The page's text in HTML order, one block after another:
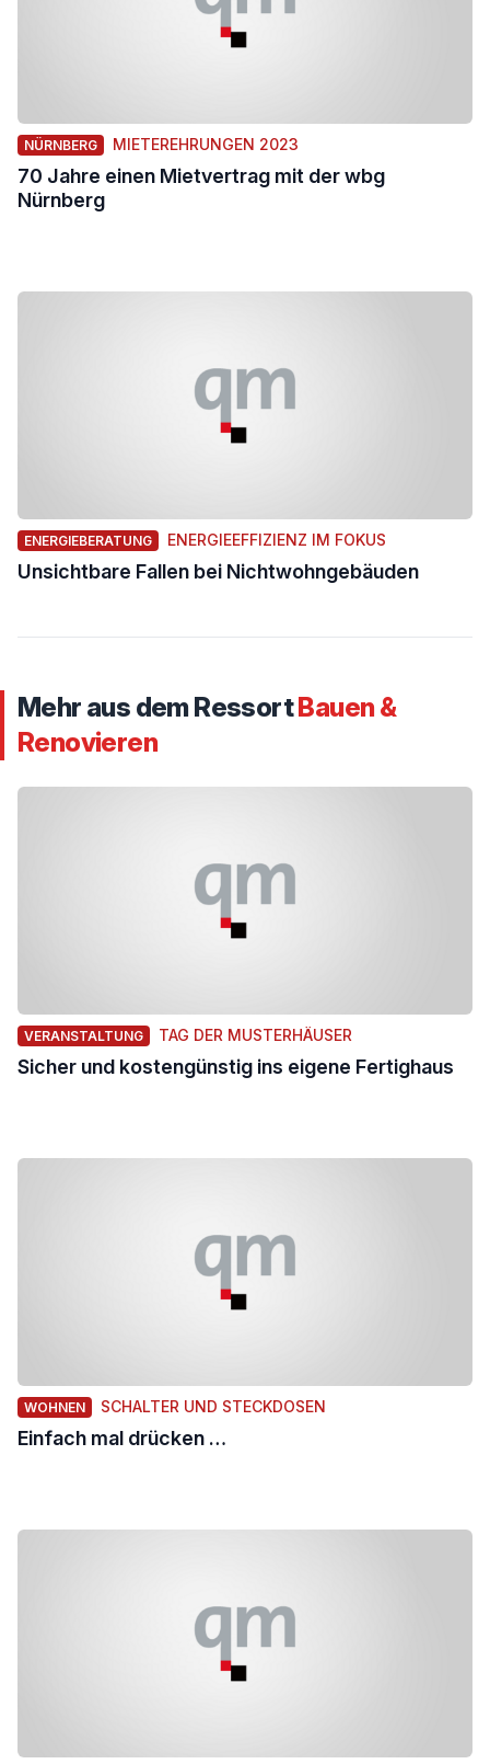
NÜRNBERG MIETEREHRUNGEN 2023
70 Jahre einen Mietvertrag mit der wbg
Nürnberg
ENERGIEBERATUNG ENERGIEEFFIZIENZ IM FOKUS
Unsichtbare Fallen bei Nichtwohngebäuden
Mehr aus dem RessortBauen &
Renovieren
VERANSTALTUNG TAG DER MUSTERHÄUSER
Sicher und kostengünstig ins eigene Fertighaus
WOHNEN SCHALTER UND STECKDOSEN
Einfach mal drücken …